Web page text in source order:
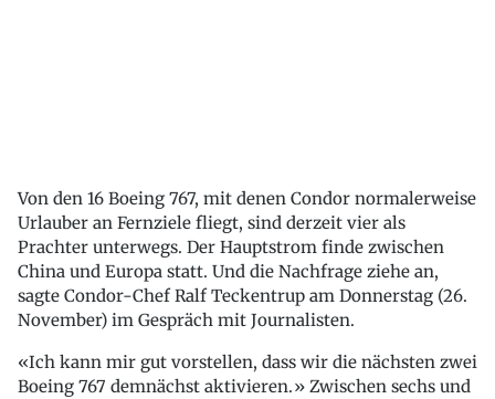
Von den 16 Boeing 767, mit denen Condor normalerweise
Urlauber an Fernziele fliegt, sind derzeit vier als
Prachter unterwegs. Der Hauptstrom finde zwischen
China und Europa statt. Und die Nachfrage ziehe an,
sagte Condor-Chef Ralf Teckentrup am Donnerstag (26.
November) im Gespräch mit Journalisten.
«Ich kann mir gut vorstellen, dass wir die nächsten zwei
Boeing 767 demnächst aktivieren.» Zwischen sechs und